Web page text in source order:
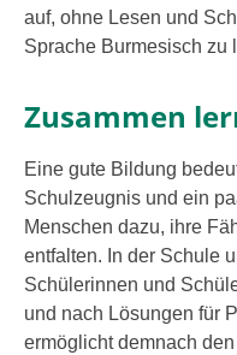
auf, ohne Lesen und
Sprache Burmesisch zu
Zusammen
Eine gute Bildung
Schulzeugnis und ein
Menschen dazu, ihre
ent­fal­ten. In der Schule
Schülerinnen und
und nach Lösungen für
ermög­licht dem­nach